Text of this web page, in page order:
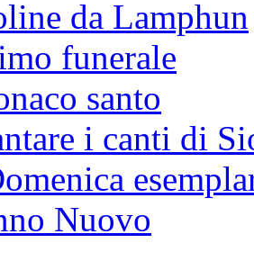
da Lamphun
funerale
santo
i canti di
Nuovo